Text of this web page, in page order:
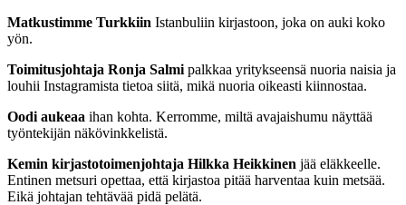
Matkustimme Turkkiin Istanbuliin kirjastoon, joka on auki koko
yön.
Toimitusjohtaja Ronja Salmi palkkaa yritykseensä nuoria naisia ja
louhii Instagramista tietoa siitä, mikä nuoria oikeasti kiinnostaa.
Oodi aukeaa ihan kohta. Kerromme, miltä avajaishumu näyttää
työntekijän näkövinkkelistä.
Kemin kirjastotoimenjohtaja Hilkka Heikkinen jää eläkkeelle.
Entinen metsuri opettaa, että kirjastoa pitää harventaa kuin metsää.
Eikä johtajan tehtävää pidä pelätä.